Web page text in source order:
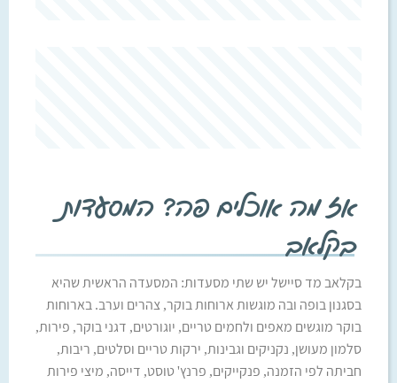
אז מה אוכלים פה? המסעדות
בקלאב
בקלאב מד סיישל יש שתי מסעדות: המסעדה הראשית שהיא
בסגנון בופה ובה מוגשות ארוחות בוקר, צהרים וערב. בארוחות
בוקר מוגשים מאפים ולחמים טריים, יוגורטים, דגני בוקר, פירות,
סלמון מעושן, נקניקים וגבינות, ירקות טריים וסלטים, ריבות,
חביתה לפי הזמנה, פנקייקים, פרנץ' טוסט, דייסה, מיצי פירות